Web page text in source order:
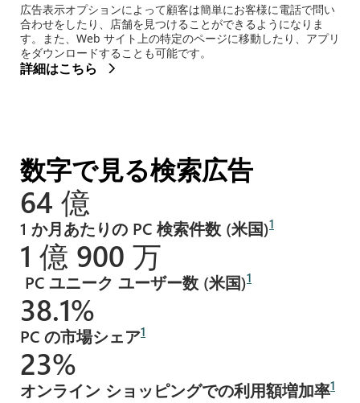
広告表示オプションによって顧客は簡単にお客様に電話で問い
合わせをしたり、店舗を見つけることができるようになりま
す。また、Web サイト上の特定のページに移動したり、アプリ
をダウンロードすることも可能です。
詳細はこちら
数字で見る検索広告
64 億
1 か月あたりの PC 検索件数 (米国)1
1 億 900 万
PC ユニーク ユーザー数 (米国)1
38.1%
PC の市場シェア1
23%
オンライン ショッピングでの利用額増加率1